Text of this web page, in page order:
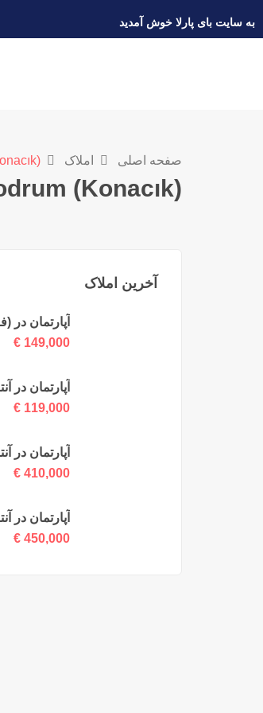
به سایت بای پارلا خوش آمدید
صفحه اصلی املاک
(Konacık)
آخرین املاک
آپارتمان در (فاماقوستا)
149,000
€
آپارتمان در
119,000
€
آپارتمان در
410,000
€
آپارتمان در
450,000
€